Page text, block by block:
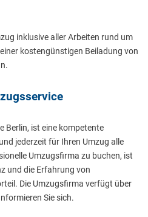
inklusive aller Arbeiten rund um
kostengünstigen Beiladung von
Berlin, ist eine kompetente
jederzeit für Ihren Umzug alle
Umzugsfirma zu buchen, ist
und die Erfahrung von
Die Umzugsfirma verfügt über
Sie sich.